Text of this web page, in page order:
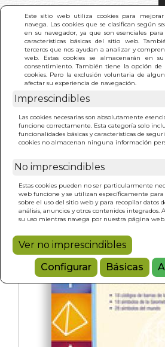
Este sitio web utiliza cookies para
navega. Las cookies que se clasifican según
en su navegador, ya que son esenciales
características básicas del sitio web.
terceros que nos ayudan a analizar y
web. Estas cookies se almacenarán en
consentimiento. También tiene la opción
cookies. Pero la exclusión voluntaria de
afectar su experiencia de navegación.
Imprescindibles
Las cookies necesarias son absolutamente
funcione correctamente. Esta categoría solo
funcionalidades básicas y características de
cookies no almacenan ninguna información
No imprescindibles
Estas cookies pueden no ser particularmente
web funcione y se utilizan específicamente para
sobre el uso del sitio web y para recopilar datos
análisis, anuncios y otros contenidos integrados.
su uso mientras navega por nuestra página web.
Ver no imprescindibles
Configurar
Básicas
INICIO >